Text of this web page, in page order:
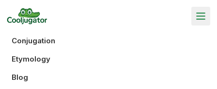
Conjugation
Etymology
Blog